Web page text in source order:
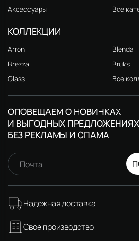
Аксессуары
Все
КОЛЛЕКЦИИ
Arron
Blenda
Brezza
Bruks
Glass
Все
ОПОВЕЩАЕМ О НОВИНКАХ
И ВЫГОДНЫХ ПРЕДЛОЖЕНИЯХ
БЕЗ РЕКЛАМЫ И СПАМА
Почта
Надежная доставка
Свое производство